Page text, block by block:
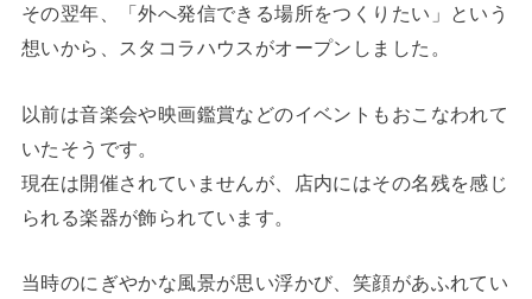
その翌年、「外へ発信できる場所をつくりたい」という
想いから、スタコラハウスがオープンしました。
以前は音楽会や映画鑑賞などのイベントもおこなわれて
いたそうです。
現在は開催されていませんが、店内にはその名残を感じ
られる楽器が飾られています。
当時のにぎやかな風景が思い浮かび、笑顔があふれてい